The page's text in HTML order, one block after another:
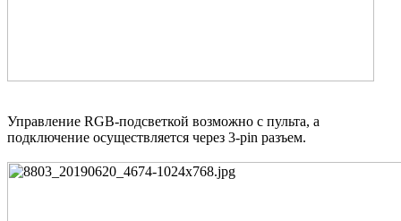
Управление RGB-подсветкой возможно с пульта, а
подключение осуществляется через 3-pin разъем.